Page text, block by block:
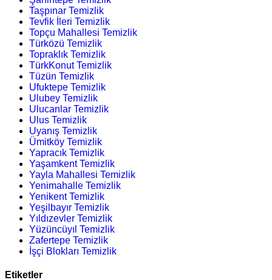
Taşpınar Temizlik
Tevfik İleri Temizlik
Topçu Mahallesi Temizlik
Türközü Temizlik
Topraklık Temizlik
TürkKonut Temizlik
Tüzün Temizlik
Ufuktepe Temizlik
Ulubey Temizlik
Ulucanlar Temizlik
Ulus Temizlik
Uyanış Temizlik
Ümitköy Temizlik
Yapracık Temizlik
Yaşamkent Temizlik
Yayla Mahallesi Temizlik
Yenimahalle Temizlik
Yenikent Temizlik
Yeşilbayır Temizlik
Yıldızevler Temizlik
Yüzüncüyıl Temizlik
Zafertepe Temizlik
İşçi Blokları Temizlik
Etiketler